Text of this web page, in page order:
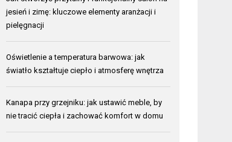
jesień i zimę: kluczowe elementy aranżacji i
pielęgnacji
Oświetlenie a temperatura barwowa: jak
światło kształtuje ciepło i atmosferę wnętrza
Kanapa przy grzejniku: jak ustawić meble, by
nie tracić ciepła i zachować komfort w domu